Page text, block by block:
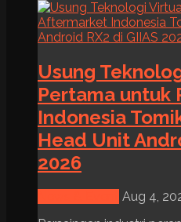
Usung
Pertama untuk
Indonesia
Head Unit
2026
Aug 4,